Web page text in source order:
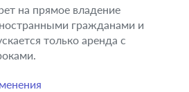
на прямое владение
гражданами и
только аренда с